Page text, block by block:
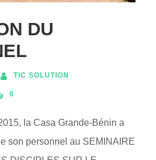
DU
TIC SOLUTION
0
la Casa Grande-Bénin a
son personnel au SEMINAIRE